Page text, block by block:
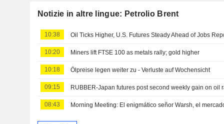
Notizie in altre lingue: Petrolio Brent
10:38 Oil Ticks Higher, U.S. Futures Steady Ahead of Jobs
10:20 Miners lift FTSE 100 as metals rally; gold higher
10:18 Ölpreise legen weiter zu - Verluste auf Wochensicht
09:15 RUBBER-Japan futures post second weekly gain on oil
08:43